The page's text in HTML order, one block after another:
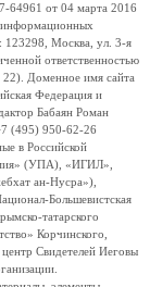
64961 от 04 марта 2016
информационных
123298, Москва, ул. 3-я
ответственностью
Доменное имя сайта
Федерация и
Бабаян Роман
(495) 950-62-26
в Российской
(УПА), «ИГИЛ»,
ан-Нусра»),
Большевистская
татарского
Корчинского,
Свидетелей Иеговы